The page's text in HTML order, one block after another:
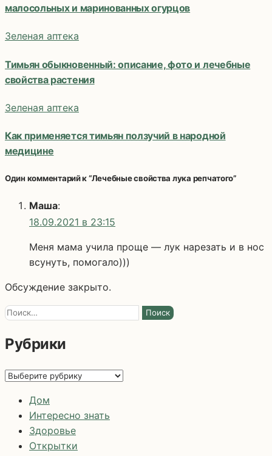
малосольных и маринованных огурцов
Зеленая аптека
Тимьян обыкновенный: описание, фото и лечебные
свойства растения
Зеленая аптека
Как применяется тимьян ползучий в народной
медицине
Один комментарий к “Лечебные свойства лука репчатого”
Маша:
18.09.2021 в 23:15
Меня мама учила проще — лук нарезать и в нос
всунуть, помогало)))
Обсуждение закрыто.
Найти:
Рубрики
Рубрики
Дом
Интересно знать
Здоровье
Открытки